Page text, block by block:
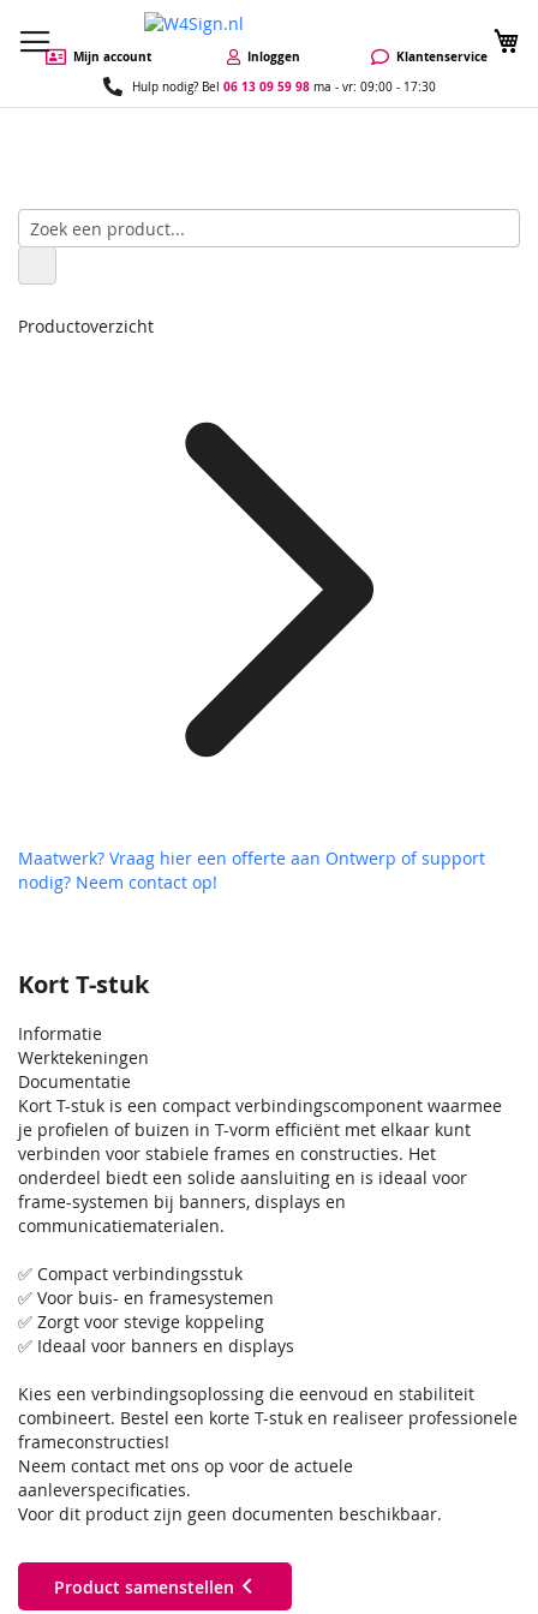
Mijn account Inloggen Klantenservice
Hulp nodig? Bel 06 13 09 59 98ma - vr: 09:00 - 17:30
Kort T-stuk
Informatie
Werktekeningen
Documentatie
Kort T-stuk is een compact verbindingscomponent waarmee
je profielen of buizen in T-vorm efficiënt met elkaar kunt
verbinden voor stabiele frames en constructies. Het
onderdeel biedt een solide aansluiting en is ideaal voor
frame-systemen bij banners, displays en
communicatiematerialen.
✅ Compact verbindingsstuk
✅ Voor buis- en framesystemen
✅ Zorgt voor stevige koppeling
✅ Ideaal voor banners en displays
Kies een verbindingsoplossing die eenvoud en stabiliteit
combineert. Bestel een korte T-stuk en realiseer professionele
frameconstructies!
Neem contact met ons op voor de actuele
aanleverspecificaties.
Voor dit product zijn geen documenten beschikbaar.
Product samenstellen
Productoverzicht
Maatwerk? Vraag hier een offerte aan Ontwerp of support
nodig? Neem contact op!